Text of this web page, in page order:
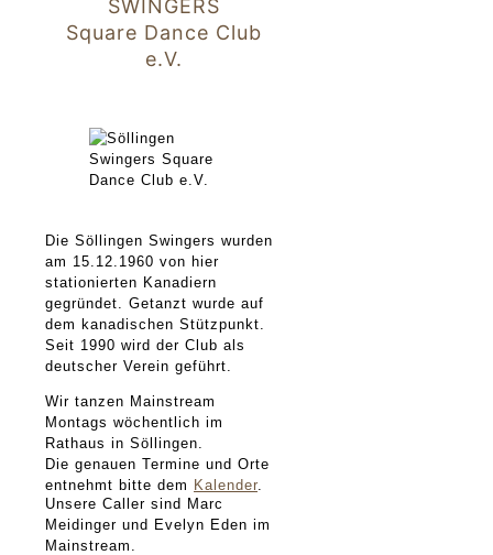
SWINGERS
Square Dance Club
e.V.
Die Söllingen Swingers wurden
am 15.12.1960 von hier
stationierten Kanadiern
gegründet. Getanzt wurde auf
dem kanadischen Stützpunkt.
Seit 1990 wird der Club als
deutscher Verein geführt.
Wir tanzen Mainstream
Montags wöchentlich im
Rathaus in Söllingen.
Die genauen Termine und Orte
entnehmt bitte dem Kalender.
Unsere Caller sind Marc
Meidinger und Evelyn Eden im
Mainstream.